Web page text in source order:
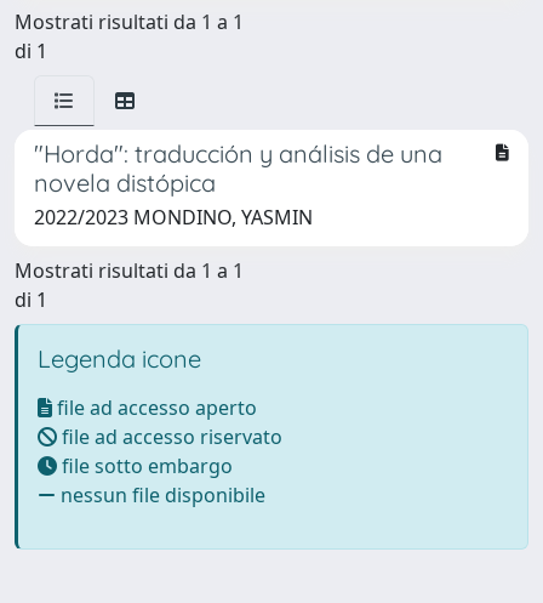
Mostrati risultati da 1 a 1
di 1
"Horda": traducción y análisis de una
novela distópica
2022/2023 MONDINO, YASMIN
Mostrati risultati da 1 a 1
di 1
Legenda icone
file ad accesso aperto
file ad accesso riservato
file sotto embargo
nessun file disponibile